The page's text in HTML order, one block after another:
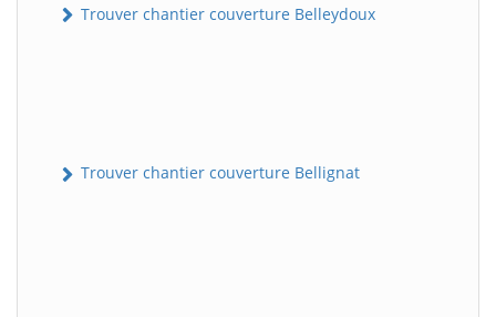
Trouver chantier couverture Belleydoux
Trouver chantier couverture Bellignat